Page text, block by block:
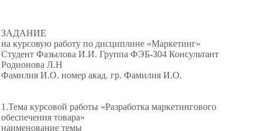
ЗАДАНИЕ
на курсовую работу по дисциплине «Маркетинг»
Студент Фазылова И.И. Группа ФЭБ-304 Консультант
Родионова Л.Н
Фамилия И.О. номер акад. гр. Фамилия И.О.
1.Тема курсовой работы «Разработка маркетингового
обеспечения товара»
наименование темы